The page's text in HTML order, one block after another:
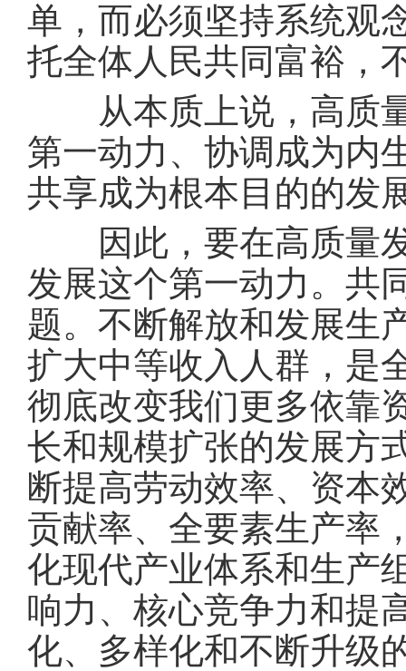
单，而必须坚持系统观
托全体人民共同富裕，
从本质上说，高质量
第一动力、协调成为内
共享成为根本目的的发
因此，要在高质量发
发展这个第一动力。共
题。不断解放和发展生
扩大中等收入人群，是
彻底改变我们更多依靠
长和规模扩张的发展方
断提高劳动效率、资本
贡献率、全要素生产率
化现代产业体系和生产
响力、核心竞争力和提
化、多样化和不断升级